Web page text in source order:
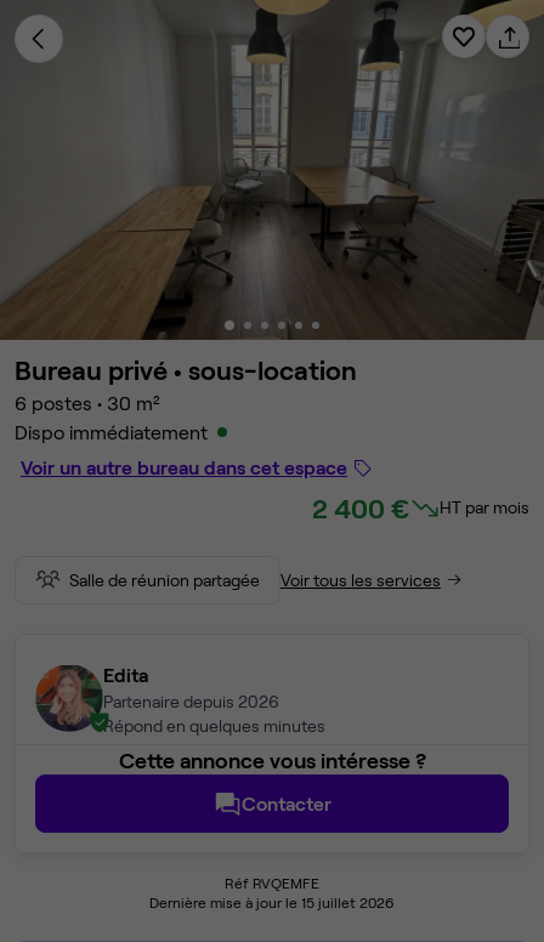
Bureau privé • sous-location
6 postes • 30 m²
Dispo immédiatement
Voir un autre bureau dans cet espace
2 400 € HT par mois
Salle de réunion partagée Voir tous les services
Edita
Partenaire depuis 2026
Répond en quelques minutes
Cette annonce vous intéresse ?
Contacter
Réf RVQEMFE
Dernière mise à jour le 15 juillet 2026